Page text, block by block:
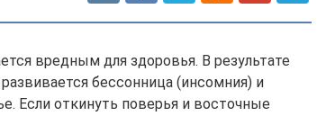
вредным для здоровья. В результате
бессонница (инсомния) и
Если откинуть поверья и восточные